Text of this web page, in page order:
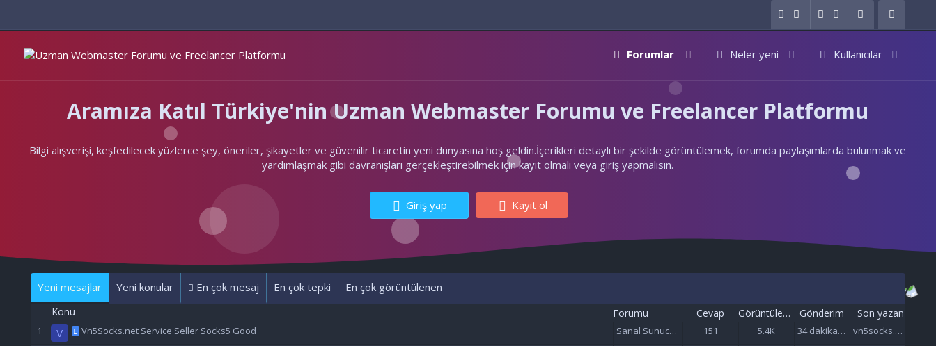
Forumlar Neler yeni Kullanıcılar
Aramıza Katıl Türkiye'nin Uzman Webmaster Forumu ve Freelancer Platformu
Bilgi alışverişi, keşfedilecek yüzlerce şey, öneriler, şikayetler ve güvenilir ticaretin yeni dünyasına hoş geldin.İçerikleri detaylı bir şekilde görüntülemek, forumda paylaşımlarda bulunmak ve
yardımlaşmak gibi davranışları gerçekleştirebilmek için kayıt olmalı veya giriş yapmalısın.
Giriş yap Kayıt ol
Yeni mesajlar Yeni konular En çok mesaj En çok tepki En çok görüntülenen
Konu Forumu Cevap Görüntüleme Gönderim Son yazan
V Vn5Socks.net Service Seller Socks5 Good Sanal Sunucu (VDS/VPS) 151 5.4K 34 dakika önce vn5socks.net